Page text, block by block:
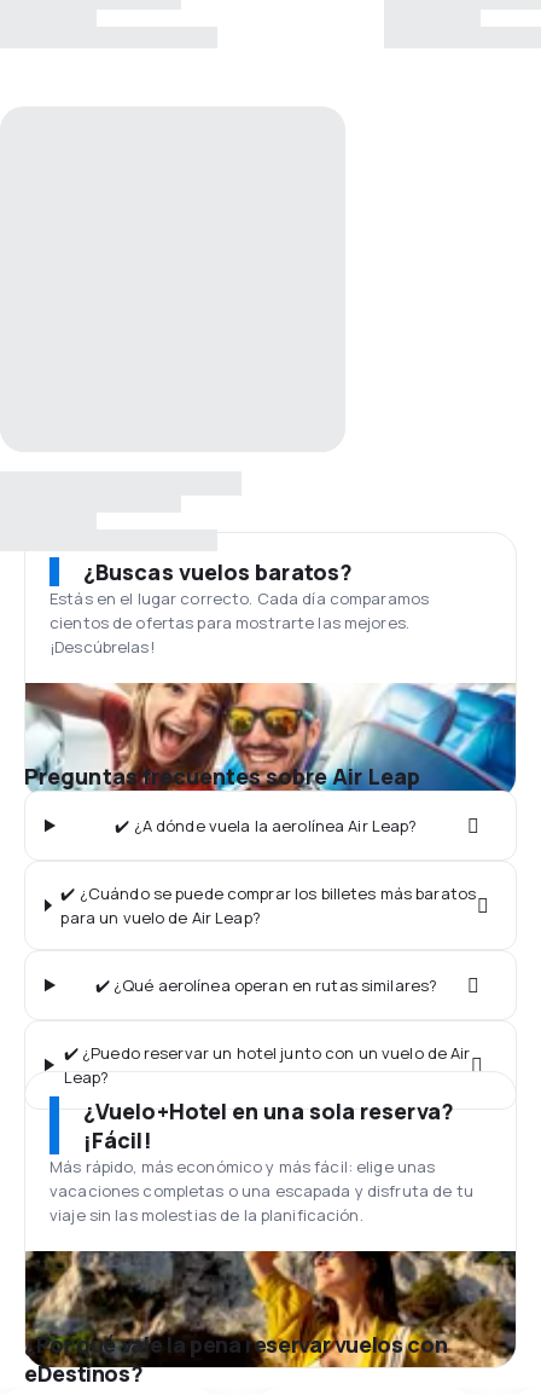
¿Buscas vuelos baratos?
Estás en el lugar correcto. Cada día comparamos
cientos de ofertas para mostrarte las mejores.
¡Descúbrelas!
Preguntas frecuentes sobre Air Leap
✔️ ¿A dónde vuela la aerolínea Air Leap?
✔️ ¿Cuándo se puede comprar los billetes más baratos
para un vuelo de Air Leap?
✔️ ¿Qué aerolínea operan en rutas similares?
✔️ ¿Puedo reservar un hotel junto con un vuelo de Air
Leap?
¿Vuelo+Hotel en una sola reserva?
¡Fácil!
Más rápido, más económico y más fácil: elige unas
vacaciones completas o una escapada y disfruta de tu
viaje sin las molestias de la planificación.
¿Por qué vale la pena reservar vuelos con
eDestinos?